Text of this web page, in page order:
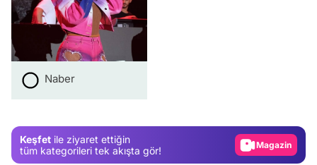
Naber
Keşfet ile ziyaret ettiğin
tüm kategorileri tek akışta gör!
Magazin